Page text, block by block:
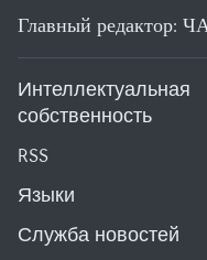
Главный редактор:
Интеллектуальная
собственность
RSS
Языки
Служба новостей